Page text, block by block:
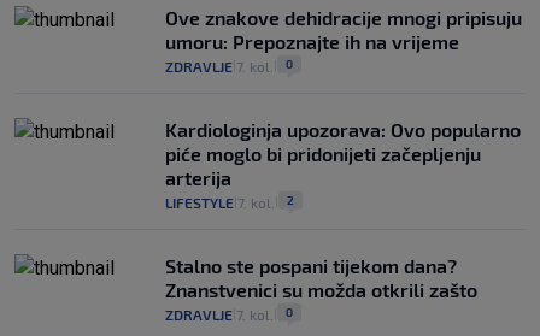
Ove znakove dehidracije mnogi pripisuju
umoru: Prepoznajte ih na vrijeme
ZDRAVLJE 7. kol. 0
Kardiologinja upozorava: Ovo popularno
piće moglo bi pridonijeti začepljenju
arterija
LIFESTYLE 7. kol. 2
Stalno ste pospani tijekom dana?
Znanstvenici su možda otkrili zašto
ZDRAVLJE 7. kol. 0